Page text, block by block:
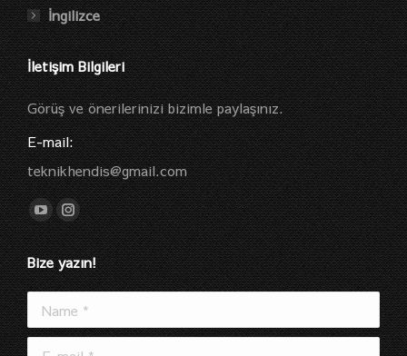
İngilizce
İletişim Bilgileri
Görüş ve önerilerinizi bizimle paylaşınız.
E-mail:
teknikhendis@gmail.com
Find us on:
YouTube
page
opens
in
new
window
Instagram
page
opens
in
new
window
Bize yazın!
Name *
E-mail *